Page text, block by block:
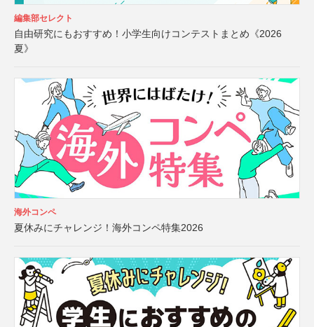
編集部セレクト
自由研究にもおすすめ！小学生向けコンテストまとめ《2026
夏》
海外コンペ
夏休みにチャレンジ！海外コンペ特集2026